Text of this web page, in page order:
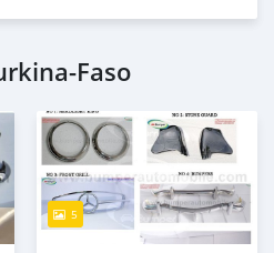
Faso
5